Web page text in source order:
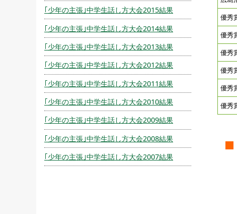
優秀
優秀
優秀
優秀
優秀
優秀
｢少年の主張｣中学生話し方大会2015結果
｢少年の主張｣中学生話し方大会2014結果
｢少年の主張｣中学生話し方大会2013結果
｢少年の主張｣中学生話し方大会2012結果
｢少年の主張｣中学生話し方大会2011結果
｢少年の主張｣中学生話し方大会2010結果
｢少年の主張｣中学生話し方大会2009結果
｢少年の主張｣中学生話し方大会2008結果
｢少年の主張｣中学生話し方大会2007結果